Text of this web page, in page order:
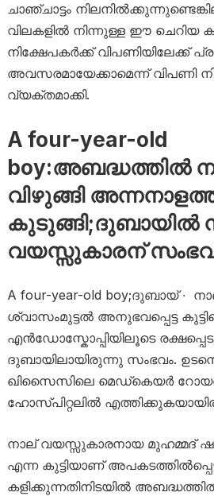
ചാഞ്ചാട്ടം
വിലകളിൽ നിന്നുള്ള ഈ ചെറിയ
നിക്ഷേപകർക്ക് വിപണിയിലേക്ക്
അവസരമായേക്കാമെന്ന് വിപണി
വ്യക്തമാക്കി.
A four-year-old
boy:അബദ്ധത്തിൽ
വിഴുങ്ങി
കുടുങ്ങി;ദുബായിൽ
വയസ്സുകാരന്
A four-year-old boy;ദുബായ് ∙
ശ്വാസംമുട്ടൽ അനുഭവപ്പെട്ട
എൻഡോസ്കോപ്പിയിലൂടെ
ദുബായിലായിരുന്നു സംഭവം.
ഖിസൈസിലെ മെഡ്‌കെയർ റോയൽ
ഹോസ്പിറ്റലിൽ
നാല് വയസ്സുകാരനായ
എന്ന കുട്ടിയാണ്
കളിക്കുന്നതിനിടയിൽ